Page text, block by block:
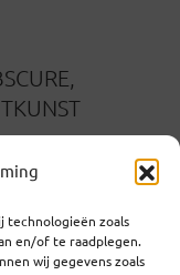
technologieën zoals
en/of te raadplegen.
wij gegevens zoals